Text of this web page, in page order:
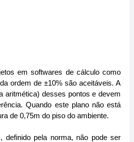
em softwares de cálculo como
ordem de ±10% são aceitáveis. A
aritmética) desses pontos e devem
Quando este plano não está
de 0,75m do piso do ambiente.
definido pela norma, não pode ser